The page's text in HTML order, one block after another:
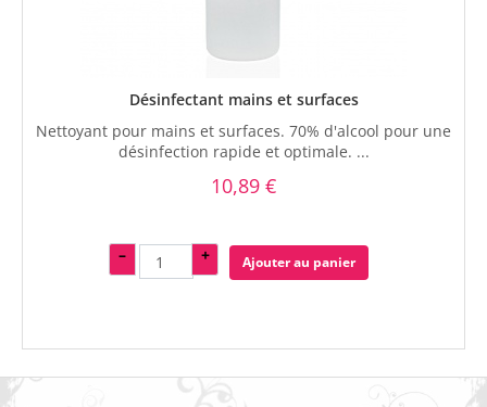
Désinfectant mains et surfaces
Nettoyant pour mains et surfaces. 70% d'alcool pour une
désinfection rapide et optimale. ...
10,89 €
– + Ajouter au panier